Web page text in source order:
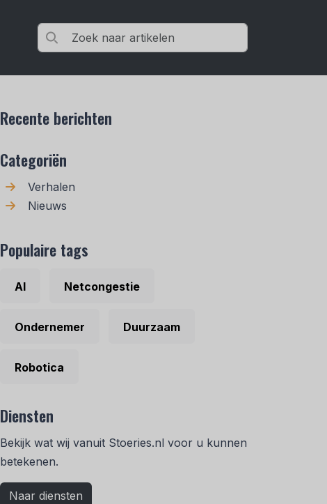
Recente berichten
Categoriën
Verhalen
Nieuws
Populaire tags
AI Netcongestie
Ondernemer Duurzaam
Robotica
Diensten
Bekijk wat wij vanuit Stoeries.nl voor u kunnen
betekenen.
Naar diensten